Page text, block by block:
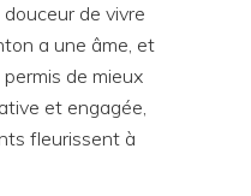
de vivre
a une âme, et
permis de mieux
et engagée,
fleurissent à